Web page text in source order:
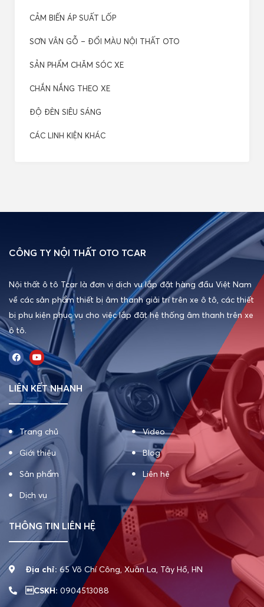
CẢM BIẾN ÁP SUẤT LỐP
SƠN VÂN GỖ – ĐỔI MÀU NỘI THẤT OTO
SẢN PHẨM CHĂM SÓC XE
CHẮN NẮNG THEO XE
ĐỘ ĐÈN SIÊU SÁNG
CÁC LINH KIỆN KHÁC
CÔNG TY NỘI THẤT OTO TCAR
Nội thất ô tô Tcar là đơn vị dịch vụ lắp đặt hàng đầu Việt Nam
về các sản phẩm thiết bị âm thanh giải trí trên xe ô tô, các thiết
bị phụ kiện phục vụ cho việc lắp đặt hệ thống âm thanh trên xe
ô tô.
LIÊN KẾT NHANH
Trang chủ
Giới thiệu
Sản phẩm
Dịch vụ
Video
Blog
Liên hệ
THÔNG TIN LIÊN HỆ
Địa chỉ: 65 Võ Chí Công, Xuân La, Tây Hồ, HN
CSKH: 0904513088